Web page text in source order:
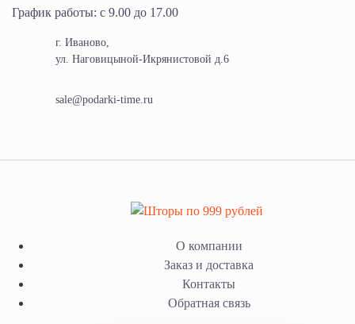
График работы: с 9.00 до 17.00
г. Иваново,
ул. Наговицыной-Икрянистовой д.6
sale@podarki-time.ru
О компании
Заказ и доставка
Контакты
Обратная связь